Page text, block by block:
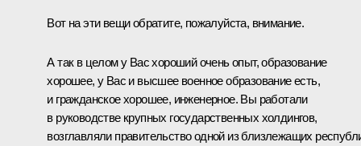
Вот на эти вещи обратите, пожалуйста, внимание.
А так в целом у Вас хороший очень опыт, образование
хорошее, у Вас и высшее военное образование есть,
и гражданское хорошее, инженерное. Вы работали
в руководстве крупных государственных холдингов,
возглавляли правительство одной из близлежащих